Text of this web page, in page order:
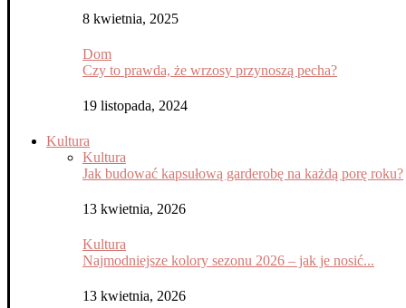
8 kwietnia, 2025
Dom
Czy to prawda, że wrzosy przynoszą pecha?
19 listopada, 2024
Kultura
Kultura
Jak budować kapsułową garderobę na każdą porę roku?
13 kwietnia, 2026
Kultura
Najmodniejsze kolory sezonu 2026 – jak je nosić...
13 kwietnia, 2026